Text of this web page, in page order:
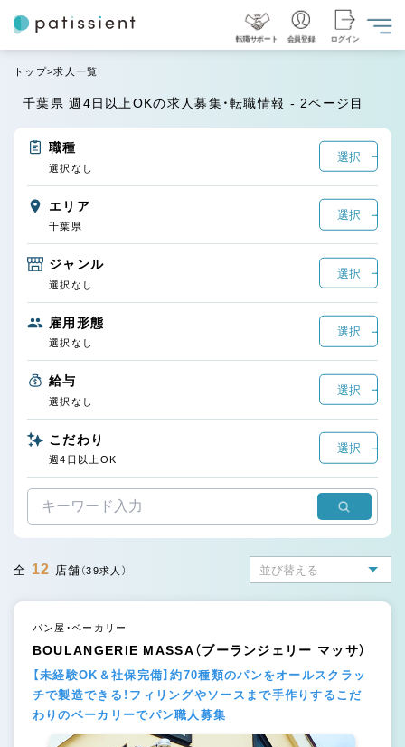
転職サポート 会員登録 ログイン
トップ 求人一覧
千葉県 週4日以上OKの求人募集・転職情報 - 2ページ目
職種
選択
選択なし
エリア
選択
千葉県
ジャンル
選択
選択なし
雇用形態
選択
選択なし
給与
選択
選択なし
こだわり
選択
週4日以上OK
全 12 店舗 （39求人）
パン屋・ベーカリー
BOULANGERIE MASSA（ブーランジェリー マッサ）
【未経験OK＆社保完備】約70種類のパンをオールスクラッ
チで製造できる！フィリングやソースまで手作りするこだ
わりのベーカリーでパン職人募集